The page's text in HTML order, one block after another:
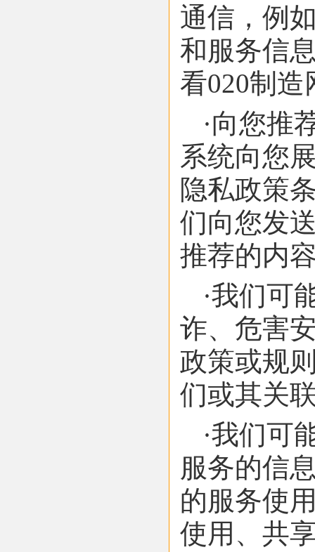
通信，例
和服务信
看020制
·向您推
系统向您
隐私政策
们向您发
推荐的内
·我们可
诈、危害
政策或规
们或其关
·我们可
服务的信
的服务使
使用、共